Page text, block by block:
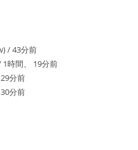
) /43分前
1時間、 19分前
分前
分前